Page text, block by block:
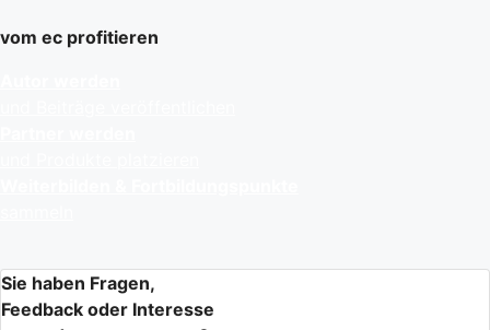
vom ec profitieren
Sie haben Fragen,
Feedback oder Interesse